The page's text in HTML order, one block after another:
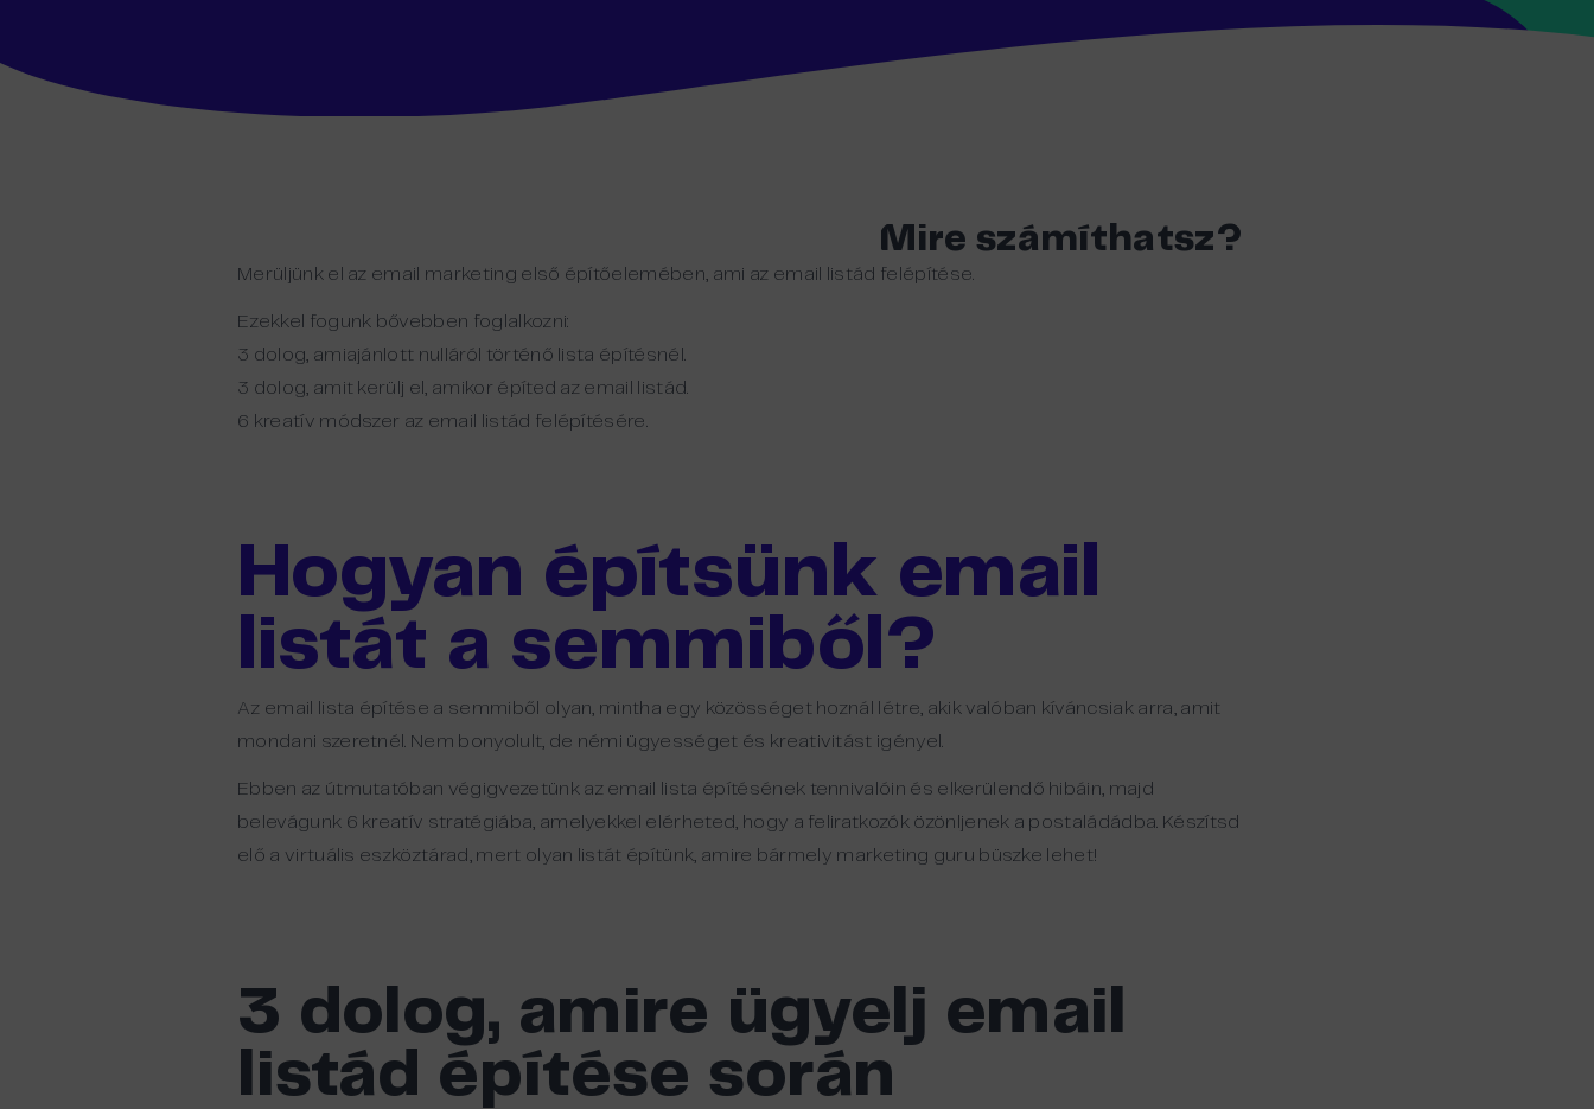
Mire számíthatsz?
Merüljünk el az email marketing első építőelemében, ami az email listád felépítése.
Ezekkel fogunk bővebben foglalkozni:
3 dolog, amiajánlott nulláról történő lista építésnél.
3 dolog, amit kerülj el, amikor építed az email listád.
6 kreatív módszer az email listád felépítésére.
Hogyan építsünk email
listát a semmiből?
Az email lista építése a semmiből olyan, mintha egy közösséget hoznál létre, akik valóban kíváncsiak arra, amit
mondani szeretnél. Nem bonyolult, de némi ügyességet és kreativitást igényel.
Ebben az útmutatóban végigvezetünk az email lista építésének tennivalóin és elkerülendő hibáin, majd
belevágunk 6 kreatív stratégiába, amelyekkel elérheted, hogy a feliratkozók özönljenek a postaládádba. Készítsd
elő a virtuális eszköztárad, mert olyan listát építünk, amire bármely marketing guru büszke lehet!
3 dolog, amire ügyelj email
listád építése során